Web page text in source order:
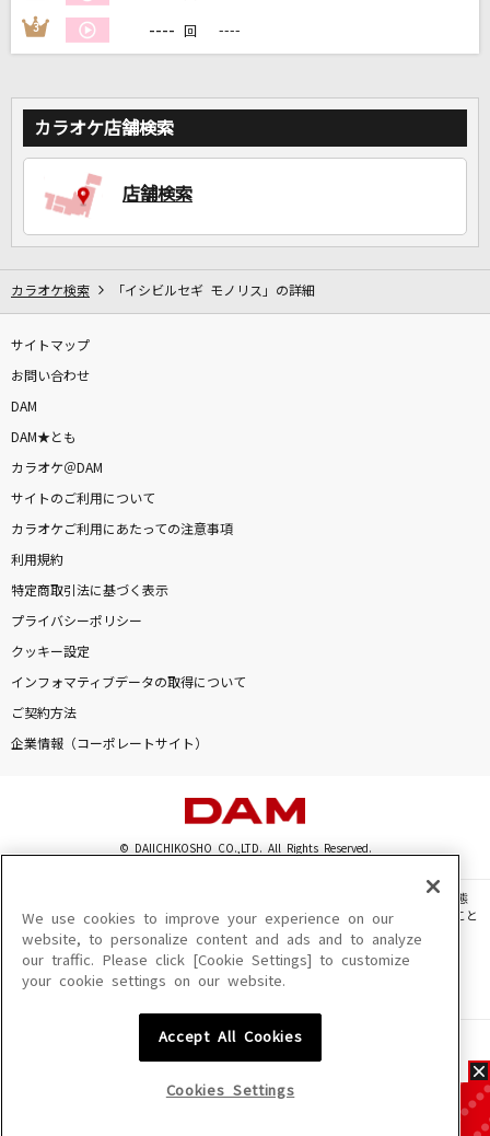
カラオケをもっと楽しもう！
3 ---- 回 ----
カラオケ店舗検索
店舗検索
カラオケ検索 「イシビルセギ モノリス」の詳細
サイトマップ
お問い合わせ
DAM
DAM★とも
カラオケ＠DAM
サイトのご利用について
カラオケご利用にあたっての注意事項
利用規約
特定商取引法に基づく表示
プライバシーポリシー
クッキー設定
インフォマティブデータの取得について
ご契約方法
企業情報（コーポレートサイト）
© DAIICHIKOSHO CO.,LTD. All Rights Reserved.
このサイトに掲載されている一切の文章・画像・写真・動画・音声等を、手段や形態
を問わず、著作権法の定める範囲を超えて無断で複製、転載、ファイル化などすること
を禁じます。
楽曲及びコンテンツは、機種によりご利用いただけない場合があります。
楽曲及びコンテンツの配信日、配信内容が変更になる場合があります。
We use cookies to improve your experience on our
website, to personalize content and ads and to analyze
our traffic. Please click [Cookie Settings] to customize
your cookie settings on our website.
Accept All Cookies
Cookies Settings